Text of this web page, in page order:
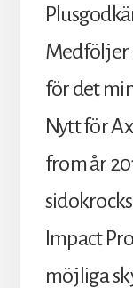
Medföljer
för det
Nytt för
from år
Impact
möjliga